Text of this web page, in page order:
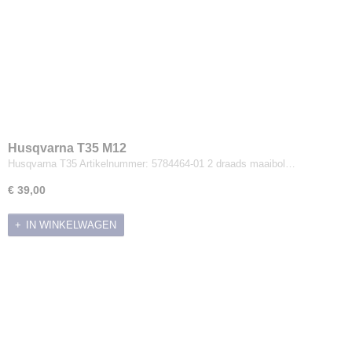
Husqvarna T35 M12
Husqvarna T35 Artikelnummer: 5784464-01 2 draads maaibol…
€ 39,00
IN WINKELWAGEN